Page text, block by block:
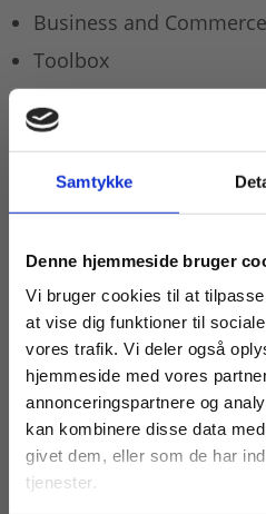
Samtykke
Denne hjemmeside bruger
Vi bruger cookies til at
at vise dig funktioner til
vores trafik. Vi deler også
hjemmeside med vores
annonceringspartnere og
kan kombinere disse data
givet dem, eller som de har
tjenester.
Business and Commerce
Toolbox
Kapitlerne om UK og
nationernes historie og
disse emner knytter sig
karakter (fiktion og non-
varierede opgaver.
Business and
der omhandler relevante
retninger af den
er gennemgang af
Advertising,Customer Care
Event Marketing & Event
for a Job. Hvert emne har
Køb læremidler og
For privatkunder og
studerende. Du får
vist priser inkl.